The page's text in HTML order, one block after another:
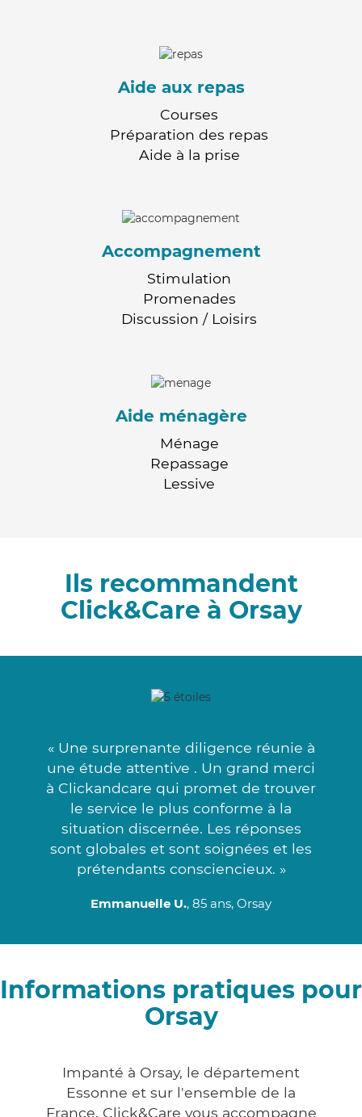
Aide aux repas
Courses
Préparation des repas
Aide à la prise
Accompagnement
Stimulation
Promenades
Discussion / Loisirs
Aide ménagère
Ménage
Repassage
Lessive
Ils recommandent
Click&Care à Orsay
« Une surprenante diligence réunie à
une étude attentive . Un grand merci
à Clickandcare qui promet de trouver
le service le plus conforme à la
situation discernée. Les réponses
sont globales et sont soignées et les
prétendants consciencieux. »
Emmanuelle U., 85 ans, Orsay
Informations pratiques pour
Orsay
Impanté à Orsay, le département
Essonne et sur l'ensemble de la
France, Click&Care vous accompagne